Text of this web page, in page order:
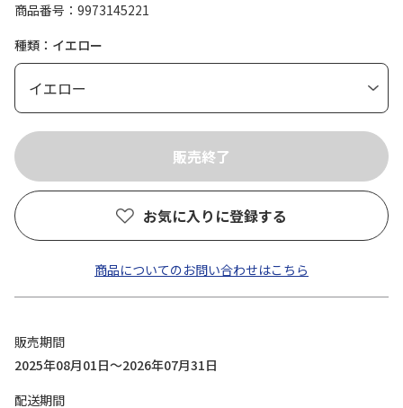
商品番号
9973145221
種類：イエロー
お気に入りに登録する
商品についてのお問い合わせはこちら
販売期間
2025年08月01日～2026年07月31日
配送期間